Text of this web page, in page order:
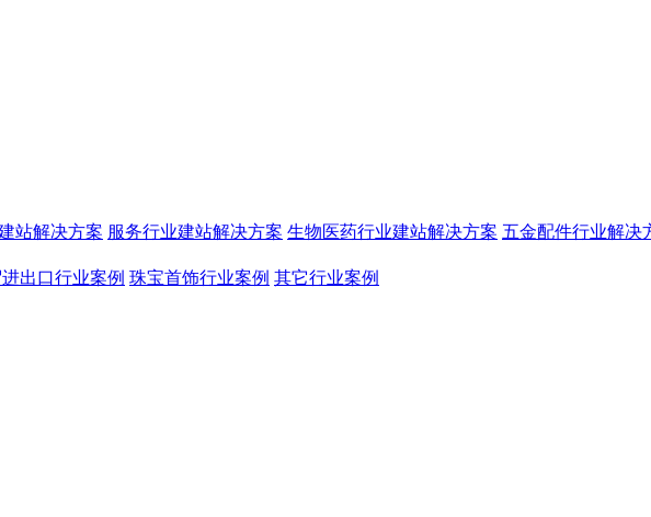
站解决方案 服务行业建站解决方案 生物医药行业建站解决方案 五金配件行业解决
出口行业案例 珠宝首饰行业案例 其它行业案例